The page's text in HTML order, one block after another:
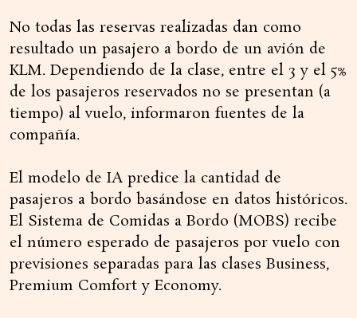
No todas las reservas realizadas dan como
resultado un pasajero a bordo de un avión de
KLM. Dependiendo de la clase, entre el 3 y el 5%
de los pasajeros reservados no se presentan (a
tiempo) al vuelo, informaron fuentes de la
compañía.
El modelo de IA predice la cantidad de
pasajeros a bordo basándose en datos históricos.
El Sistema de Comidas a Bordo (MOBS) recibe
el número esperado de pasajeros por vuelo con
previsiones separadas para las clases Business,
Premium Comfort y Economy.